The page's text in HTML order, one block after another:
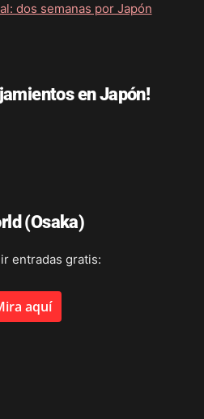
en Japón!
(Osaka)
entradas gratis:
aquí